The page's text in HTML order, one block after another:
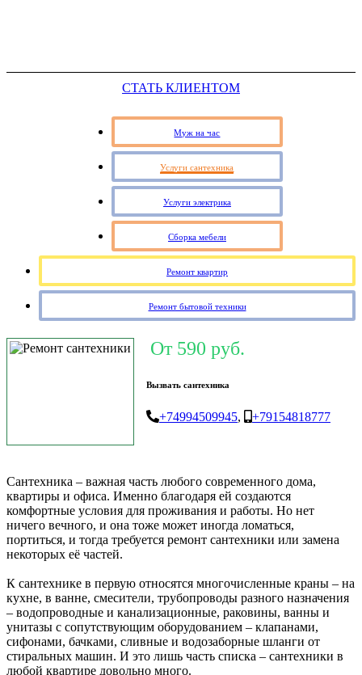
СТАТЬ КЛИЕНТОМ
Муж на час
Услуги сантехника
Услуги электрика
Сборка мебели
Ремонт квартир
Ремонт бытовой техники
От 590 руб.
Вызвать сантехника
+74994509945, +79154818777
Сантехника – важная часть любого современного дома,
квартиры и офиса. Именно благодаря ей создаются
комфортные условия для проживания и работы. Но нет
ничего вечного, и она тоже может иногда ломаться,
портиться, и тогда требуется ремонт сантехники или замена
некоторых её частей.
К сантехнике в первую относятся многочисленные краны – на
кухне, в ванне, смесители, трубопроводы разного назначения
– водопроводные и канализационные, раковины, ванны и
унитазы с сопутствующим оборудованием – клапанами,
сифонами, бачками, сливные и водозаборные шланги от
стиральных машин. И это лишь часть списка – сантехники в
любой квартире довольно много.